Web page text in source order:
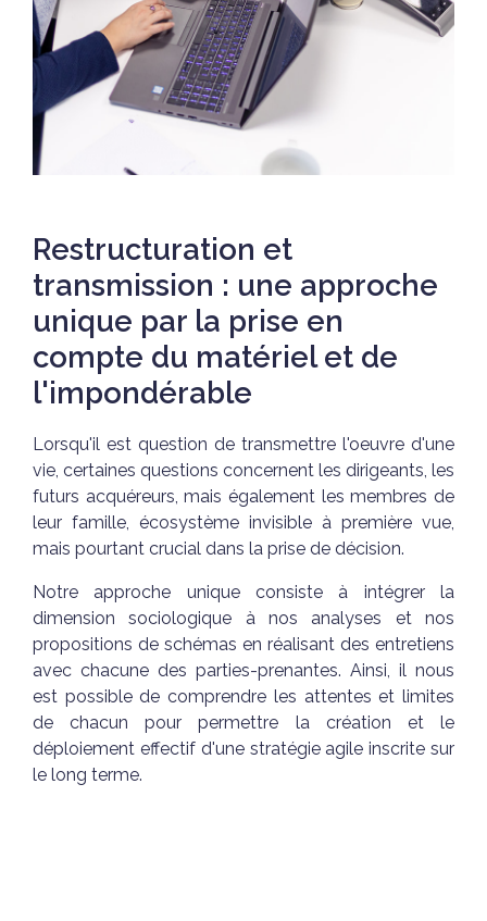
Restructuration et
transmission : une approche
unique par la prise en
compte du matériel et de
l'impondérable
Lorsqu'il est question de transmettre l'oeuvre d'une
vie, certaines questions concernent les dirigeants, les
futurs acquéreurs, mais également les membres de
leur famille, écosystème invisible à première vue,
mais pourtant crucial dans la prise de décision.
Notre approche unique consiste à intégrer la
dimension sociologique à nos analyses et nos
propositions de schémas en réalisant des entretiens
avec chacune des parties-prenantes. Ainsi, il nous
est possible de comprendre les attentes et limites
de chacun pour permettre la création et le
déploiement effectif d'une stratégie agile inscrite sur
le long terme.